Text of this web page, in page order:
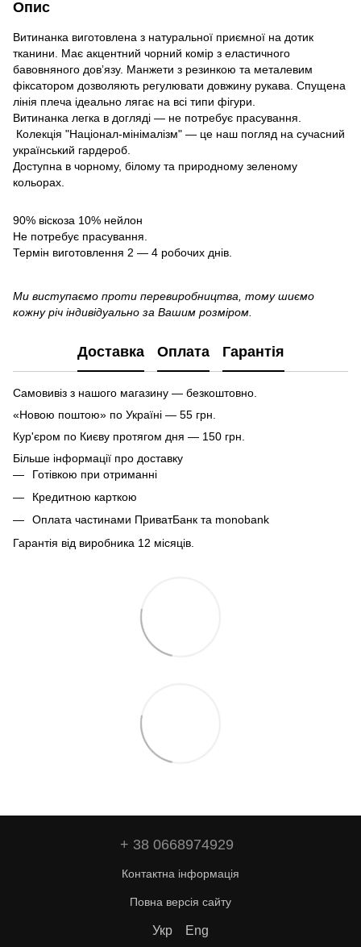
Опис
Витинанка виготовлена з натуральної приємної на дотик
тканини. Має акцентний чорний комір з еластичного
бавовняного довʼязу. Манжети з резинкою та металевим
фіксатором дозволяють регулювати довжину рукава. Спущена
лінія плеча ідеально лягає на всі типи фігури.
Витинанка легка в догляді — не потребує прасування.
Колекція "Націонал-мінімалізм" — це наш погляд на сучасний
український гардероб.
Доступна в чорному, білому та природному зеленому
кольорах.
90% віскоза 10% нейлон
Не потребує прасування.
Термін виготовлення 2 — 4 робочих днів.
Ми виступаємо проти перевиробництва, тому шиємо
кожну річ індивідуально за Вашим розміром.
Доставка Оплата Гарантія
Самовивіз з нашого магазину — безкоштовно.
«Новою поштою» по Україні — 55 грн.
Кур'єром по Києву протягом дня — 150 грн.
Більше інформації про доставку
Готівкою при отриманні
Кредитною карткою
Оплата частинами ПриватБанк та monobank
Гарантія від виробника 12 місяців.
+ 38 0668974929
Контактна інформація
Повна версія сайту
Укр Eng